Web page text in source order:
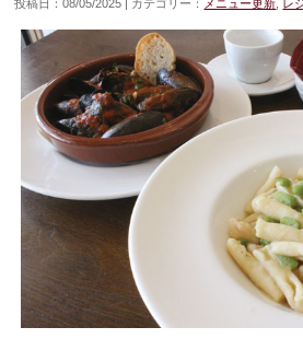
投稿日：08/05/2025 | カテゴリー： メニュー更新 レ